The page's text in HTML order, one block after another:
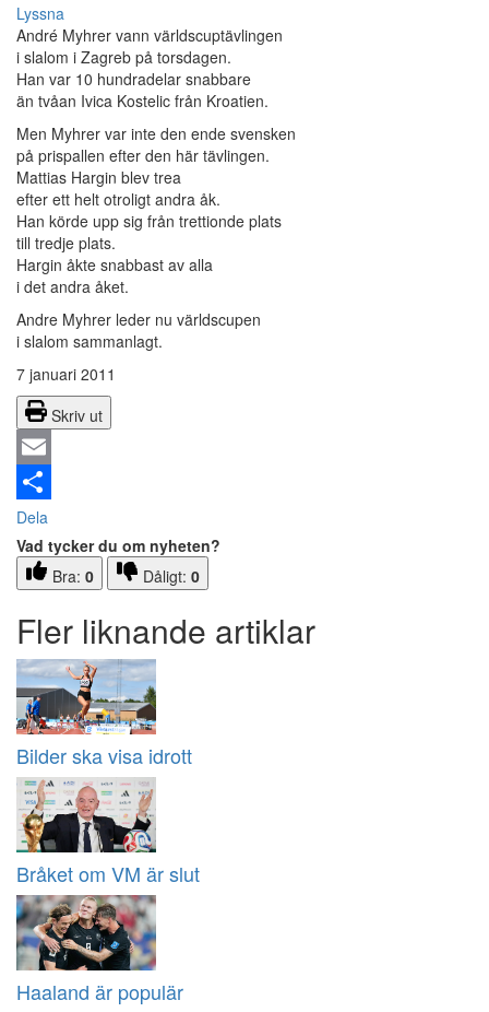
Lyssna
André Myhrer vann världscuptävlingen
i slalom i Zagreb på torsdagen.
Han var 10 hundradelar snabbare
än tvåan Ivica Kostelic från Kroatien.
Men Myhrer var inte den ende svensken
på prispallen efter den här tävlingen.
Mattias Hargin blev trea
efter ett helt otroligt andra åk.
Han körde upp sig från trettionde plats
till tredje plats.
Hargin åkte snabbast av alla
i det andra åket.
Andre Myhrer leder nu världscupen
i slalom sammanlagt.
7 januari 2011
Skriv ut
Email
Dela
Vad tycker du om nyheten?
Bra: 0 Dåligt: 0
Fler liknande artiklar
Bilder ska visa idrott
Bråket om VM är slut
Haaland är populär